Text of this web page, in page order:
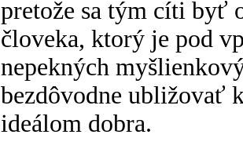
pretože sa tým cíti byť
človeka, ktorý je pod
nepekných
bezdôvodne ubližovať
ideálom dobra.